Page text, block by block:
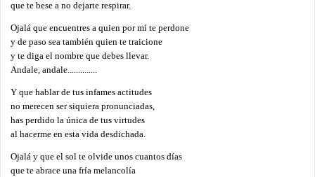
que te bese a no dejarte respirar.
Ojalá que encuentres a quien por mí te perdone
y de paso sea también quien te traicione
y te diga el nombre que debes llevar.
Andale, andale..............
Y que hablar de tus infames actitudes
no merecen ser siquiera pronunciadas,
has perdido la única de tus virtudes
al hacerme en esta vida desdichada.
Ojalá y que el sol te olvide unos cuantos días
que te abrace una fría melancolía